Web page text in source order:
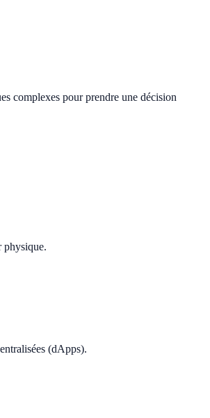
complexes pour prendre une décision
physique.
(dApps).